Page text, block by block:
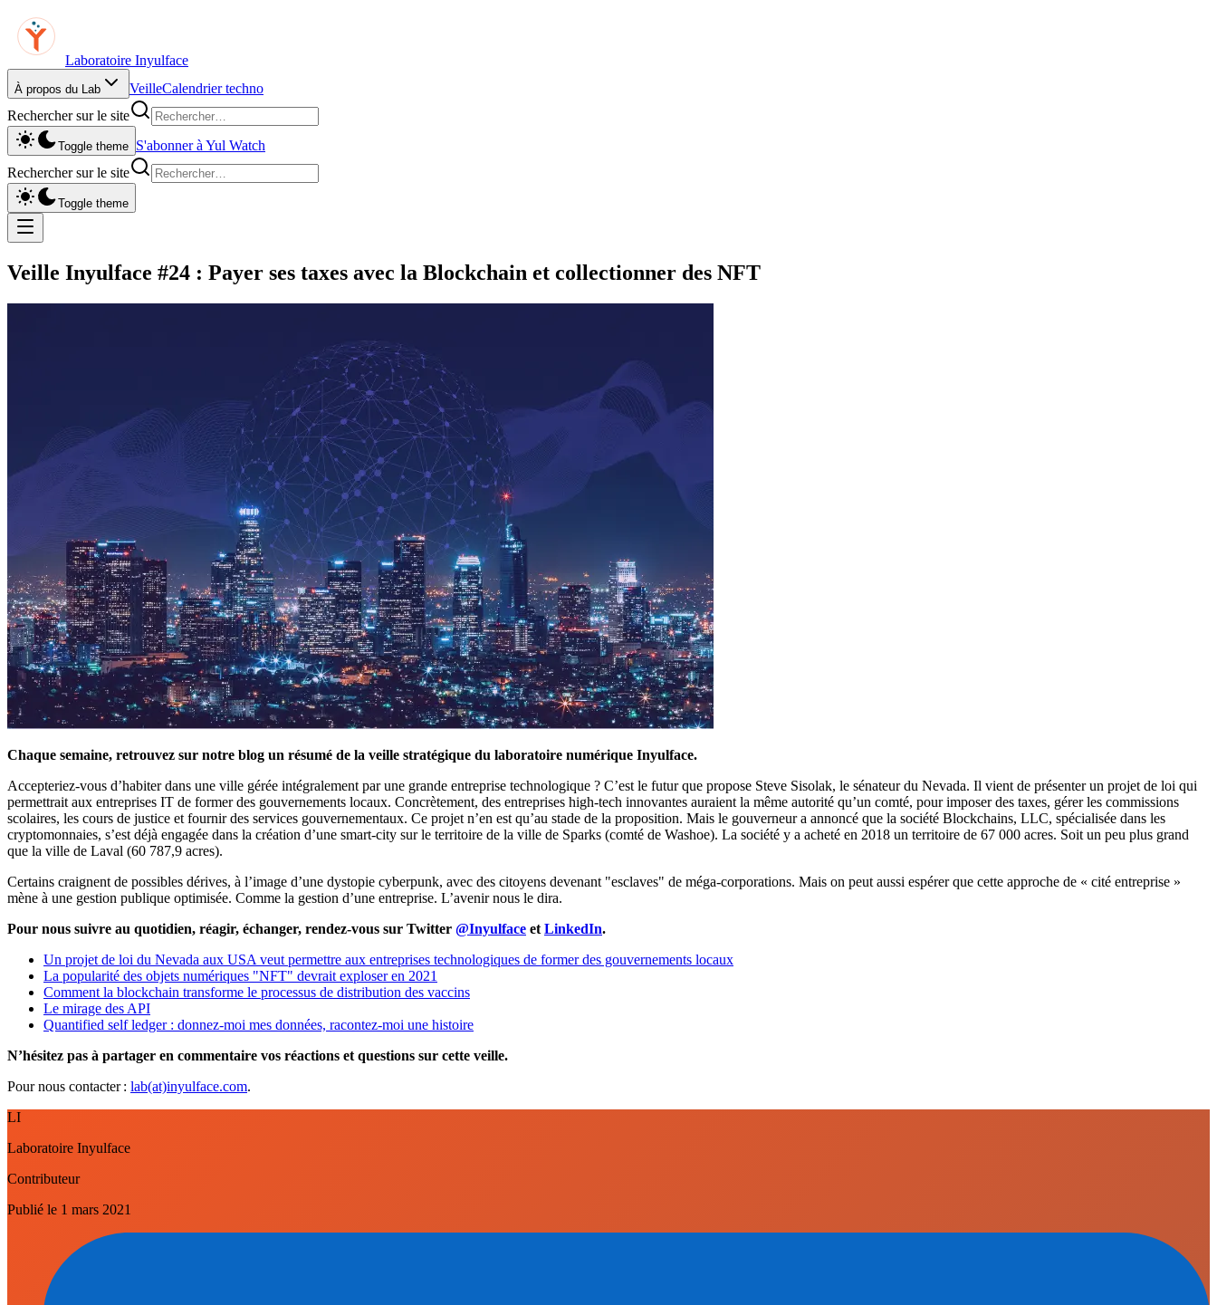
Laboratoire Inyulface
À propos du Lab VeilleCalendrier techno
Rechercher sur le site
Toggle theme S'abonner à Yul Watch
Rechercher sur le site
Toggle theme
Veille Inyulface #24 : Payer ses taxes avec la Blockchain et collectionner des NFT
Chaque semaine, retrouvez sur notre blog un résumé de la veille stratégique du laboratoire numérique Inyulface.
Accepteriez-vous d’habiter dans une ville gérée intégralement par une grande entreprise technologique ? C’est le futur que propose Steve Sisolak, le sénateur du Nevada. Il vient de présenter un projet de loi qui
permettrait aux entreprises IT de former des gouvernements locaux. Concrètement, des entreprises high-tech innovantes auraient la même autorité qu’un comté, pour imposer des taxes, gérer les commissions
scolaires, les cours de justice et fournir des services gouvernementaux. Ce projet n’en est qu’au stade de la proposition. Mais le gouverneur a annoncé que la société Blockchains, LLC, spécialisée dans les
cryptomonnaies, s’est déjà engagée dans la création d’une smart-city sur le territoire de la ville de Sparks (comté de Washoe). La société y a acheté en 2018 un territoire de 67 000 acres. Soit un peu plus grand
que la ville de Laval (60 787,9 acres).
Certains craignent de possibles dérives, à l’image d’une dystopie cyberpunk, avec des citoyens devenant "esclaves" de méga-corporations. Mais on peut aussi espérer que cette approche de « cité entreprise »
mène à une gestion publique optimisée. Comme la gestion d’une entreprise. L’avenir nous le dira.
Pour nous suivre au quotidien, réagir, échanger, rendez-vous sur Twitter @Inyulface et LinkedIn.
Un projet de loi du Nevada aux USA veut permettre aux entreprises technologiques de former des gouvernements locaux
La popularité des objets numériques "NFT" devrait exploser en 2021
Comment la blockchain transforme le processus de distribution des vaccins
Le mirage des API
Quantified self ledger : donnez-moi mes données, racontez-moi une histoire
N’hésitez pas à partager en commentaire vos réactions et questions sur cette veille.
Pour nous contacter : lab(at)inyulface.com.
LI
Laboratoire Inyulface
Contributeur
Publié le 1 mars 2021